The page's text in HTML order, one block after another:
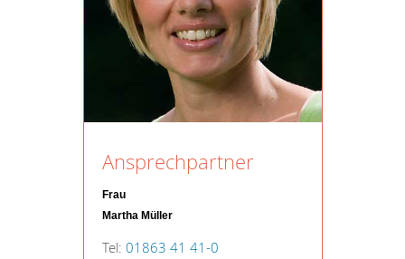
Ansprechpartner
Frau
Martha Müller
Tel: 01863 41 41-0